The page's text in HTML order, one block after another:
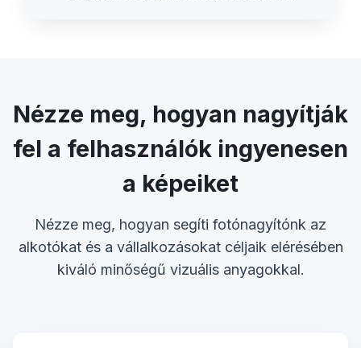
Nézze meg, hogyan nagyítják
fel a felhasználók ingyenesen
a képeiket
Nézze meg, hogyan segíti fotónagyítónk az
alkotókat és a vállalkozásokat céljaik elérésében
kiváló minőségű vizuális anyagokkal.